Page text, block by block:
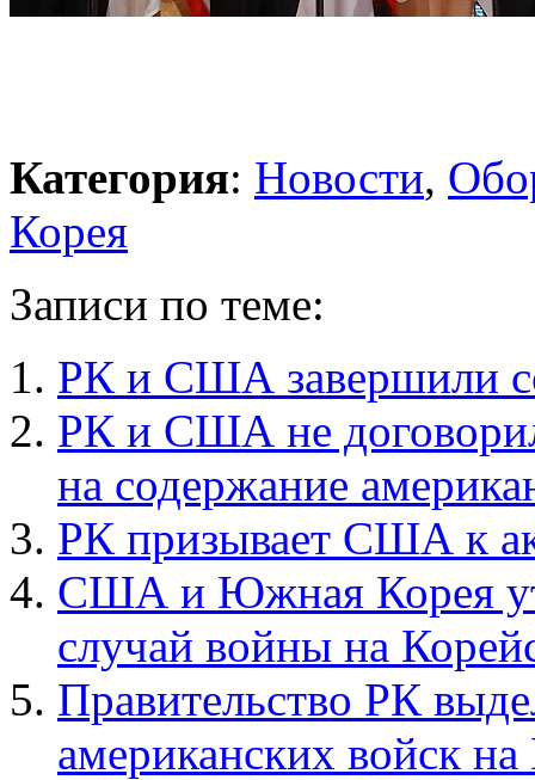
Категория: Новости,
Корея
Записи по теме:
РК и США завершили
РК и США не
на содержание
РК призывает США к
США и Южная Корея
случай войны на
Правительство РК
американских войск